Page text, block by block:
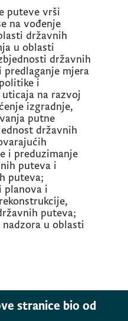
puteve vrši
na vođenje
državnih
u oblasti
državnih
mjera
i
na razvoj
izgradnje,
putne
državnih
i preduzimanje
puteva i
puteva;
planova i
puteva;
u oblasti
stranice bio od